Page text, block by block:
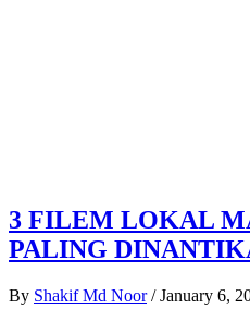
3 FILEM LOKAL
PALING
By Shakif Md Noor / January 6,